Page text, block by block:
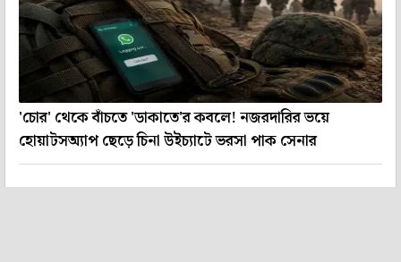
'চোর' থেকে বাঁচতে 'ডাকাতে'র কবলে! নজরদারির ভয়ে
হোয়াটসঅ্যাপ ছেড়ে চিনা উইচ্যাটে ভরসা পাক সেনার